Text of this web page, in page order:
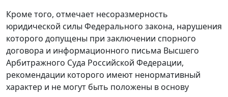
Кроме того, отмечает несоразмерность
юридической силы Федерального закона, нарушения
которого допущены при заключении спорного
договора и информационного письма Высшего
Арбитражного Суда Российской Федерации,
рекомендации которого имеют ненормативный
характер и не могут быть положены в основу